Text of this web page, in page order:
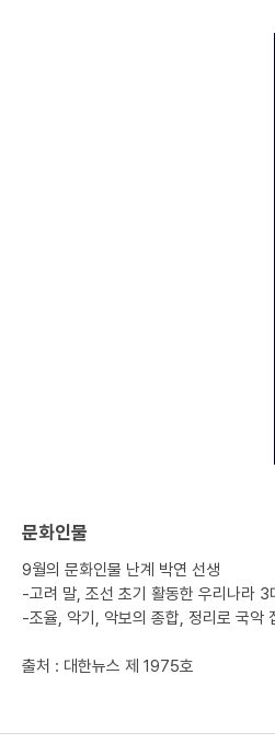
문화인물
9월의 문화인물 난계 박연 선생
-고려 말, 조선 초기 활동한 우리나라 3
-조율, 악기, 악보의 종합, 정리로 국악
출처 : 대한뉴스 제 1975호